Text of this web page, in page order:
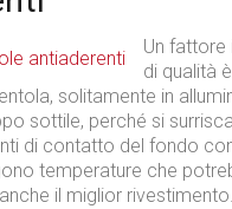
Un fattore
di qualità
solitamente in
sottile, perché si
di contatto del fondo
temperature che
il miglior rivestimento.